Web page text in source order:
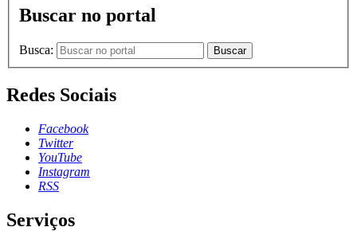
Buscar no portal
Busca: Buscar
Redes Sociais
Facebook
Twitter
YouTube
Instagram
RSS
Serviços